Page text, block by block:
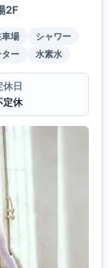
2F
場
シャワー
ター 水素水
休日
定休